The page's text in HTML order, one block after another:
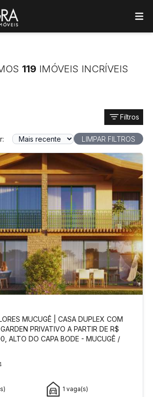
119 IMÓVEIS INCRÍVEIS
Filtros
LIMPAR FILTROS
MUCUGÊ | CASA DUPLEX COM
PRIVATIVO A PARTIR DE R$
ALTO DO CAPA BODE - MUCUGÊ /
1 vaga(s)